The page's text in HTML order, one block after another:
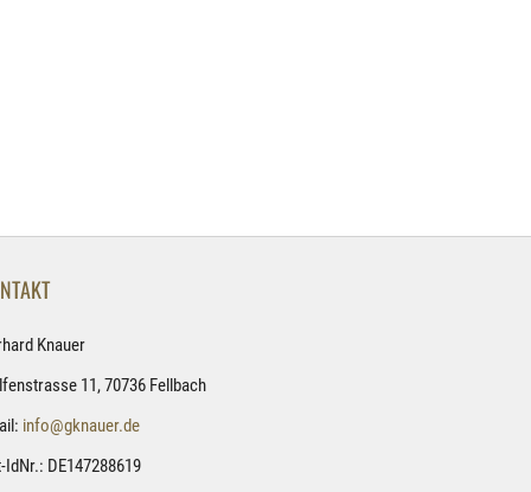
Knauer
11, 70736 Fellbach
info@gknauer.de
IdNr.: DE147288619